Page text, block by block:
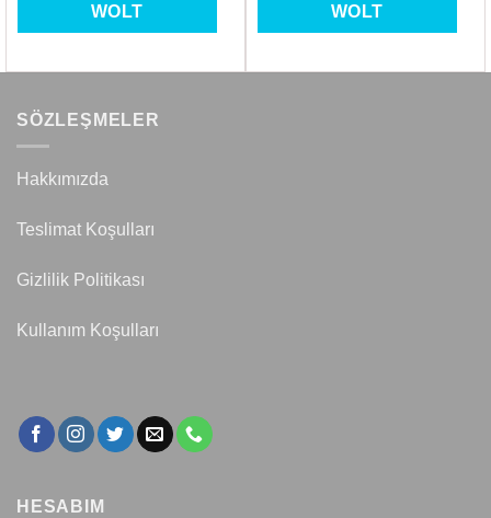
WOLT WOLT
SÖZLEŞMELER
Hakkımızda
Teslimat Koşulları
Gizlilik Politikası
Kullanım Koşulları
HESABIM